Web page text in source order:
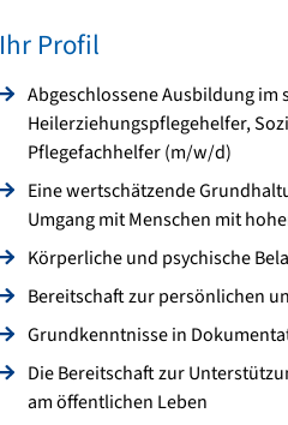
Ihr Profil
Abgeschlossene Ausbildung im
Heilerziehungspflegehelfer,
Pflegefachhelfer (m/w/d)
Eine wertschätzende
Umgang mit Menschen mit
Körperliche und psychische
Bereitschaft zur persönlichen
Grundkenntnisse in
Die Bereitschaft zur
am öffentlichen Leben